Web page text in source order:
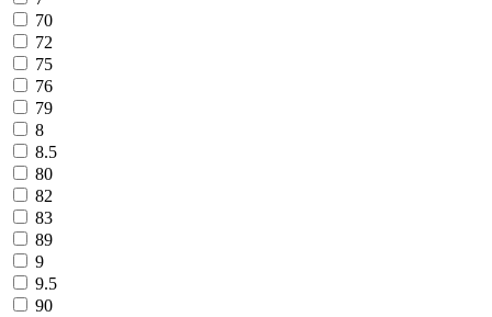
70
72
75
76
79
8
8.5
80
82
83
89
9
9.5
90